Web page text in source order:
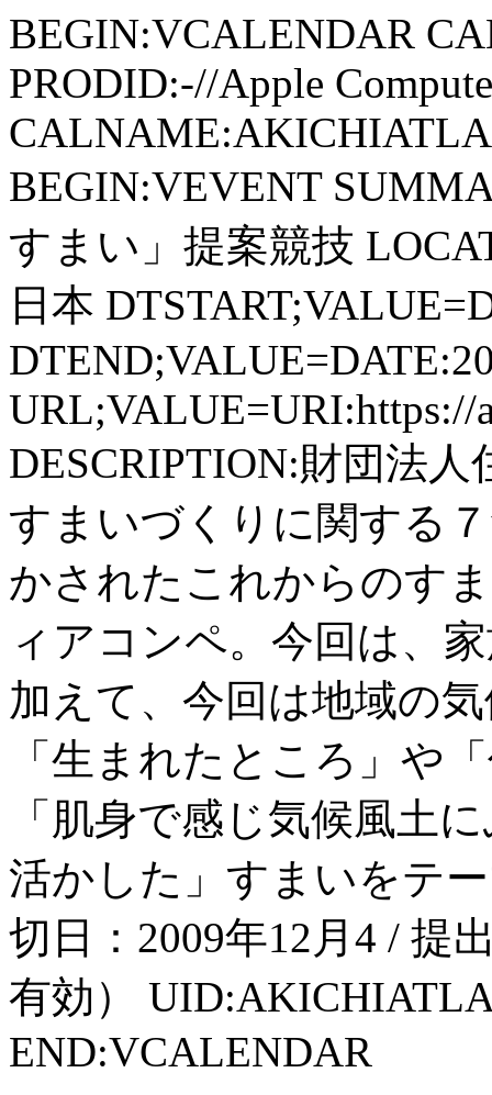
BEGIN:VCALENDAR
PRODID:-//Apple
BEGIN:VEVENT
すまい」提案競技
日本
URL;VALUE=URI:https://
DESCRIPTION:財団法
すまいづくりに関する
かされたこれからのす
ィアコンペ。今回は、
加えて、今回は地域の
「生まれたところ」や
「肌身で感じ気候風土
活かした」すまいをテ
切日：2009年12月4 / 提
有効）
END:VCALENDAR